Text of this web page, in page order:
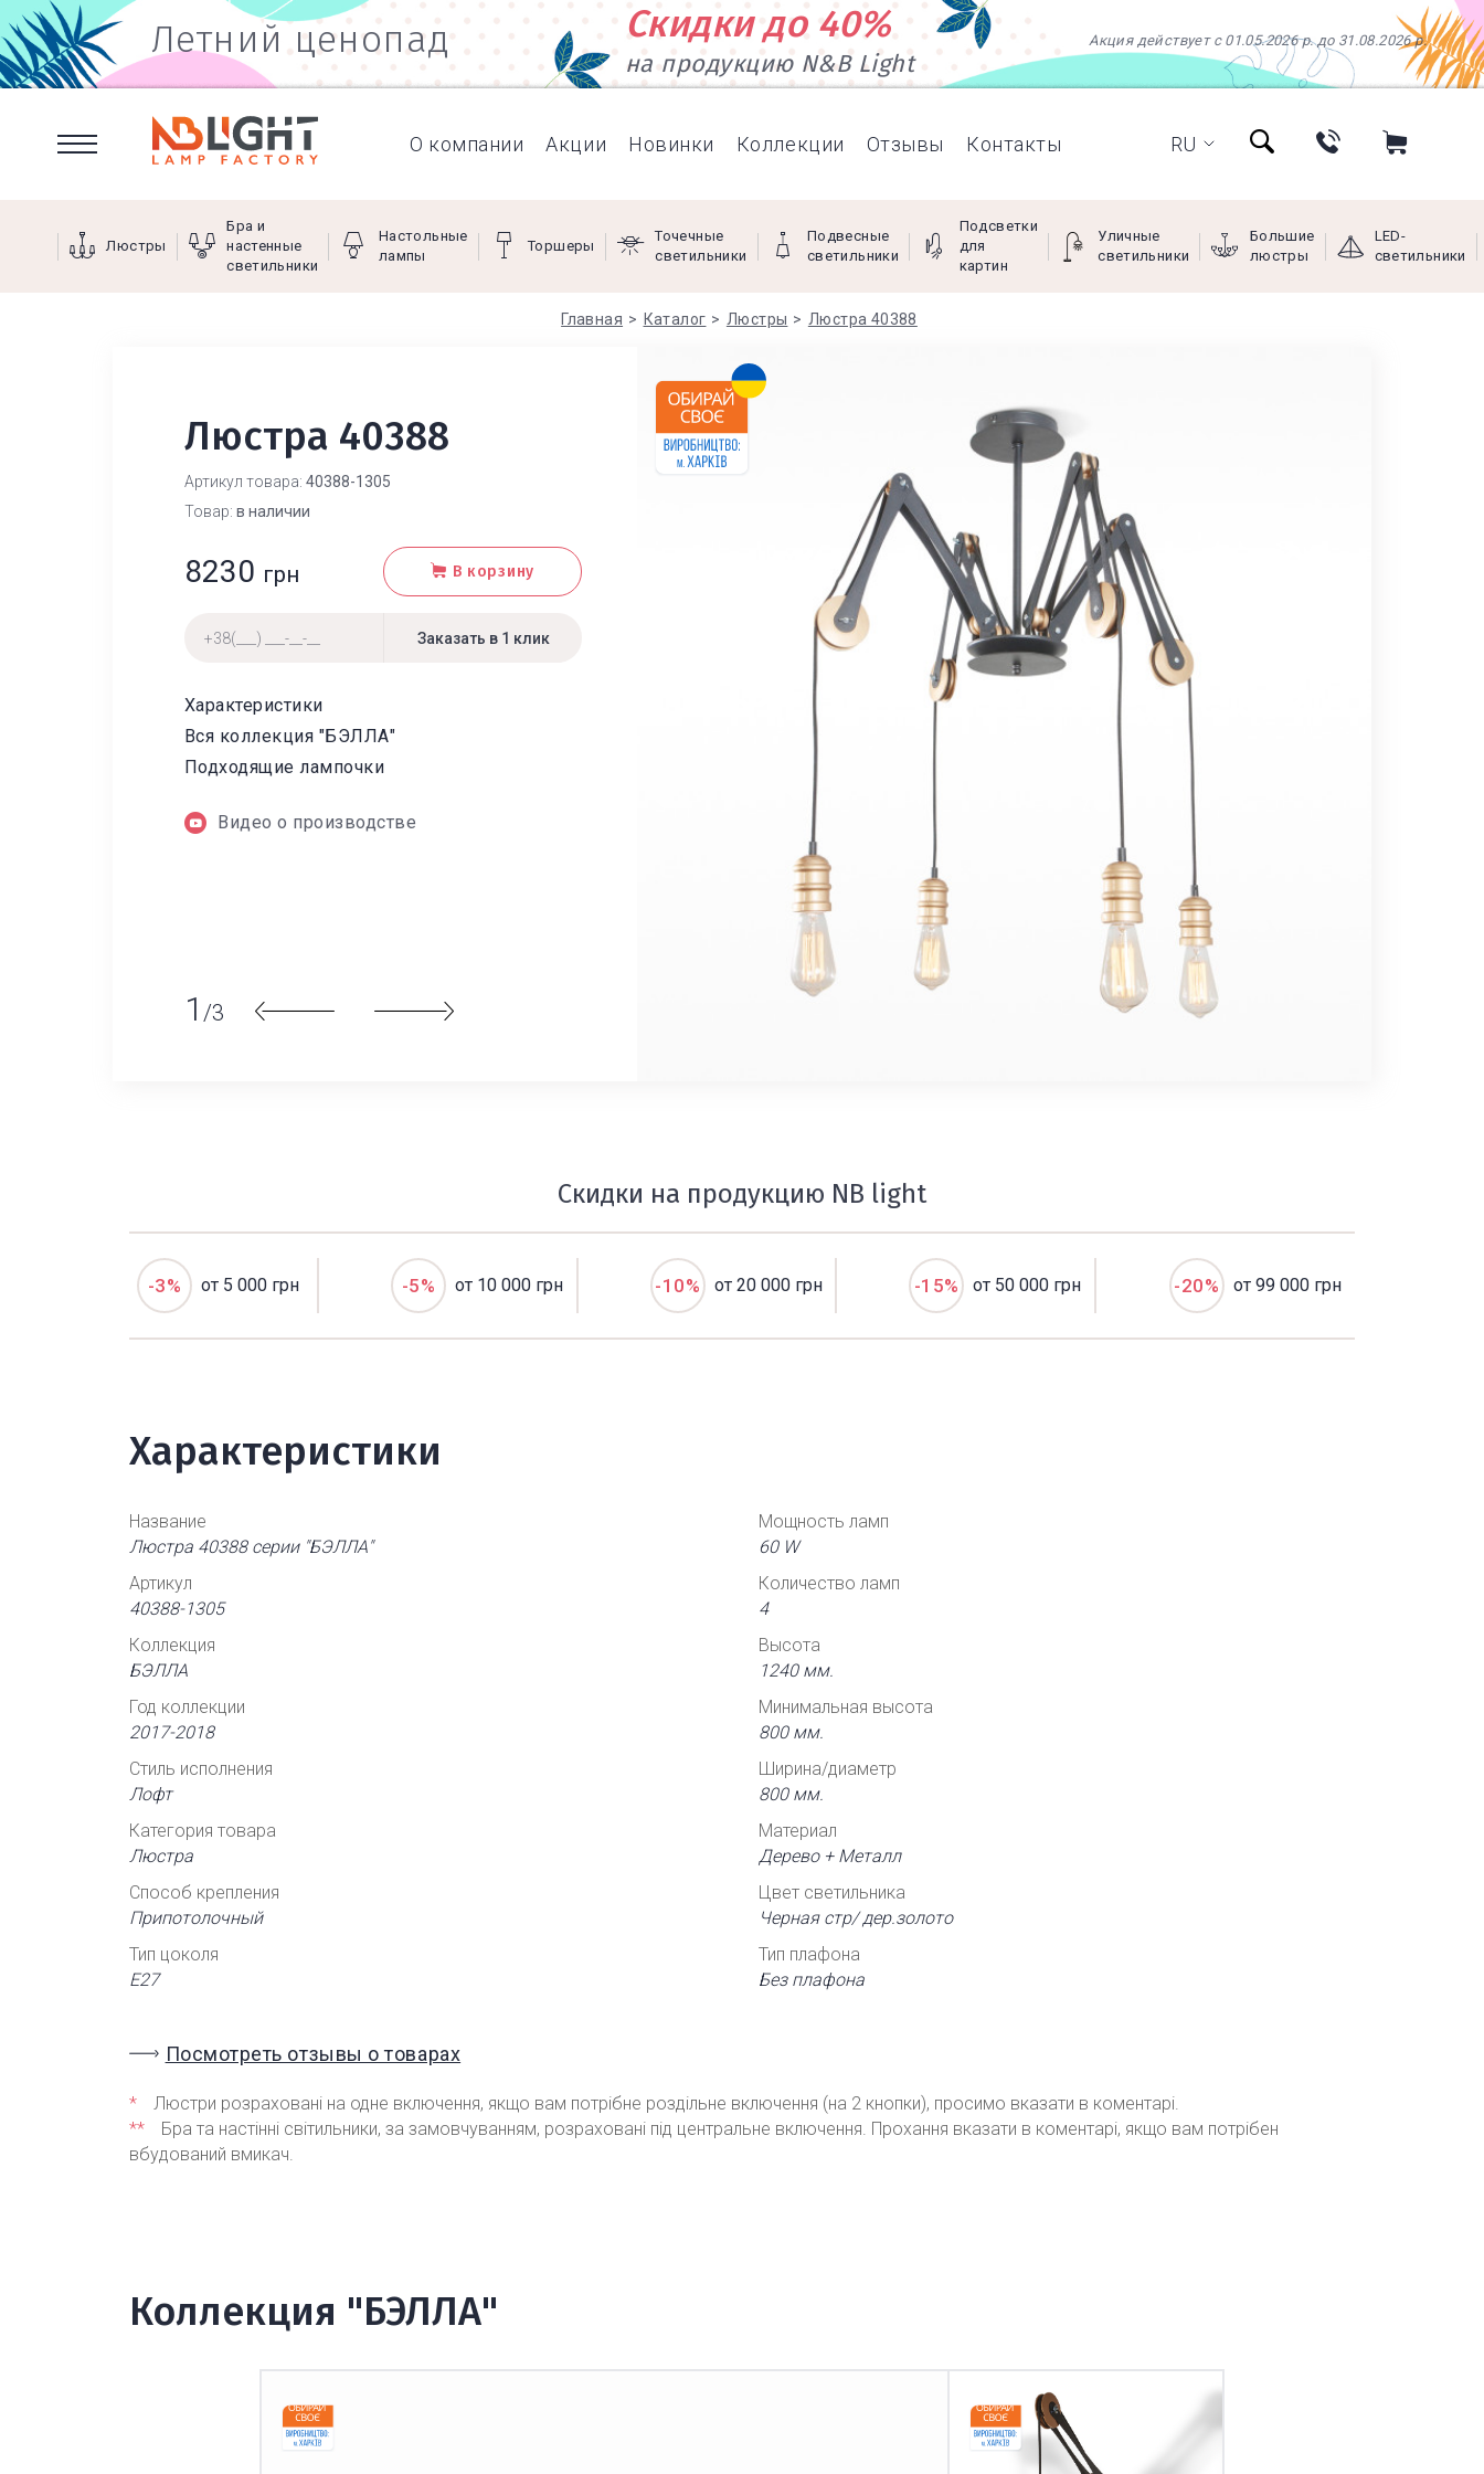
Летний ценопад Скидки до 40%
на продукцию N&B Light
Акция действует с 01.05.2026 р. до 31.08.2026 р.
О компании Акции Новинки Коллекции Отзывы Контакты RU
Люстры
Бра и
настенные
светильники
Настольные
лампы
Торшеры
Точечные
светильники
Подвесные
светильники
Подсветки
для
картин
Уличные
светильники
Большие
люстры
LED-
светильники
Главная Каталог Люстры Люстра 40388
Люстра 40388
Артикул товара: 40388-1305
Товар: в наличии
8230 грн В корзину
Характеристики
Вся коллекция "БЭЛЛА"
Подходящие лампочки
Видео о производстве
1 /3
Скидки на продукцию NB light
-3% от 5 000 грн -5% от 10 000 грн -10% от 20 000 грн -15% от 50 000 грн -20% от 99 000 грн
Характеристики
Название
Люстра 40388 серии "БЭЛЛА"
Артикул
40388-1305
Коллекция
БЭЛЛА
Год коллекции
2017-2018
Стиль исполнения
Лофт
Категория товара
Люстра
Способ крепления
Припотолочный
Тип цоколя
Е27
Мощность ламп
60 W
Количество ламп
4
Высота
1240 мм.
Минимальная высота
800 мм.
Ширина/диаметр
800 мм.
Материал
Дерево + Металл
Цвет светильника
Черная стр/ дер.золото
Тип плафона
Без плафона
Посмотреть отзывы о товарах
*
Люстри розраховані на одне включення, якщо вам потрібне роздільне включення (на 2 кнопки), просимо вказати в коментарі.
**
Бра та настінні світильники, за замовчуванням, розраховані під центральне включення. Прохання вказати в коментарі, якщо вам потрібен
вбудований вмикач.
Коллекция "БЭЛЛА"